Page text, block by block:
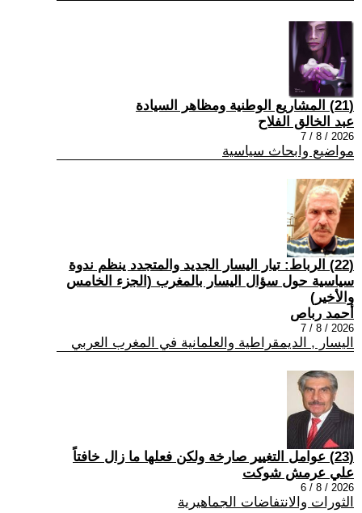
(21) المشاريع الوطنية ومظاهر السيادة
عبد الخالق الفلاح
2026 / 8 / 7
مواضيع وابحاث سياسية
(22) الرباط: تيار اليسار الجديد والمتجدد ينظم ندوة
سياسية حول سؤال اليسار بالمغرب (الجزء الخامس
والأخير)
أحمد رباص
2026 / 8 / 7
اليسار , الديمقراطية والعلمانية في المغرب العربي
(23) عوامل التغيير صارخة ولكن فعلها ما زال خافتاً
علي عرمش شوكت
2026 / 8 / 6
الثورات والانتفاضات الجماهيرية